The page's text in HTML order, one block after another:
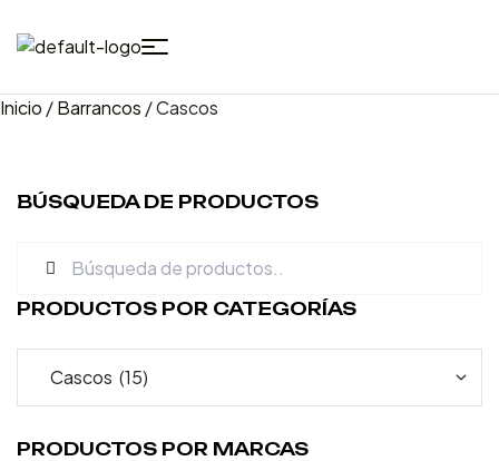
Inicio /Barrancos / Cascos
BÚSQUEDA DE PRODUCTOS
PRODUCTOS POR CATEGORÍAS
PRODUCTOS POR MARCAS